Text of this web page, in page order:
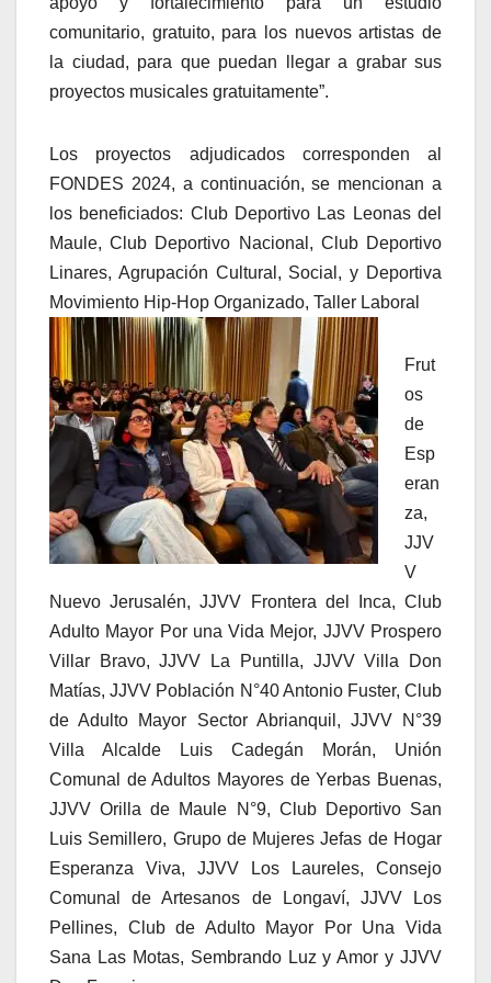
comunitario, gratuito, para los nuevos artistas de
la ciudad, para que puedan llegar a grabar sus
proyectos musicales gratuitamente”.
Los proyectos adjudicados corresponden al
FONDES 2024, a continuación, se mencionan a
los beneficiados: Club Deportivo Las Leonas del
Maule, Club Deportivo Nacional, Club Deportivo
Linares, Agrupación Cultural, Social, y Deportiva
Movimiento Hip-Hop Organizado, Taller Laboral
Frut
os
de
Esp
eran
za,
JJV
V
Nuevo Jerusalén, JJVV Frontera del Inca, Club
Adulto Mayor Por una Vida Mejor, JJVV Prospero
Villar Bravo, JJVV La Puntilla, JJVV Villa Don
Matías, JJVV Población N°40 Antonio Fuster, Club
de Adulto Mayor Sector Abrianquil, JJVV N°39
Villa Alcalde Luis Cadegán Morán, Unión
Comunal de Adultos Mayores de Yerbas Buenas,
JJVV Orilla de Maule N°9, Club Deportivo San
Luis Semillero, Grupo de Mujeres Jefas de Hogar
Esperanza Viva, JJVV Los Laureles, Consejo
Comunal de Artesanos de Longaví, JJVV Los
Pellines, Club de Adulto Mayor Por Una Vida
Sana Las Motas, Sembrando Luz y Amor y JJVV